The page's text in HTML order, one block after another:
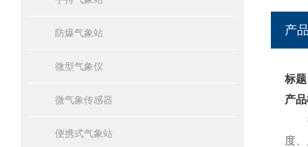
防爆气象站
微型气象仪
微气象传感器
便携式气象站
产
标
产
度